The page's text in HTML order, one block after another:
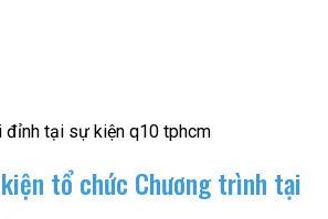
đỉnh tại sự kiện q10 tphcm
tổ chức Chương trình tại